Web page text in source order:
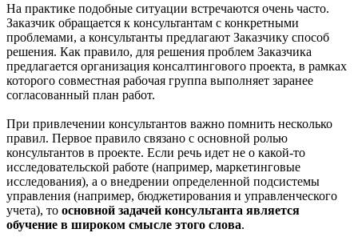
На практике подобные ситуации встречаются очень часто.
Заказчик обращается к консультантам с конкретными
проблемами, а консультанты предлагают Заказчику способ
решения. Как правило, для решения проблем Заказчика
предлагается организация консалтингового проекта, в рамках
которого совместная рабочая группа выполняет заранее
согласованный план работ.
При привлечении консультантов важно помнить несколько
правил. Первое правило связано с основной ролью
консультантов в проекте. Если речь идет не о какой-то
исследовательской работе (например, маркетинговые
исследования), а о внедрении определенной подсистемы
управления (например, бюджетирования и управленческого
учета), то основной задачей консультанта является
обучение в широком смысле этого слова.